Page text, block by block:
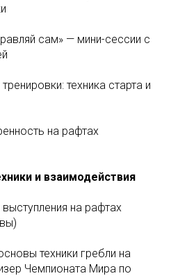
сам» — мини-сессии с
техника старта и
на рафтах
и взаимодействия
на рафтах
техники гребли на
Чемпионата Мира по